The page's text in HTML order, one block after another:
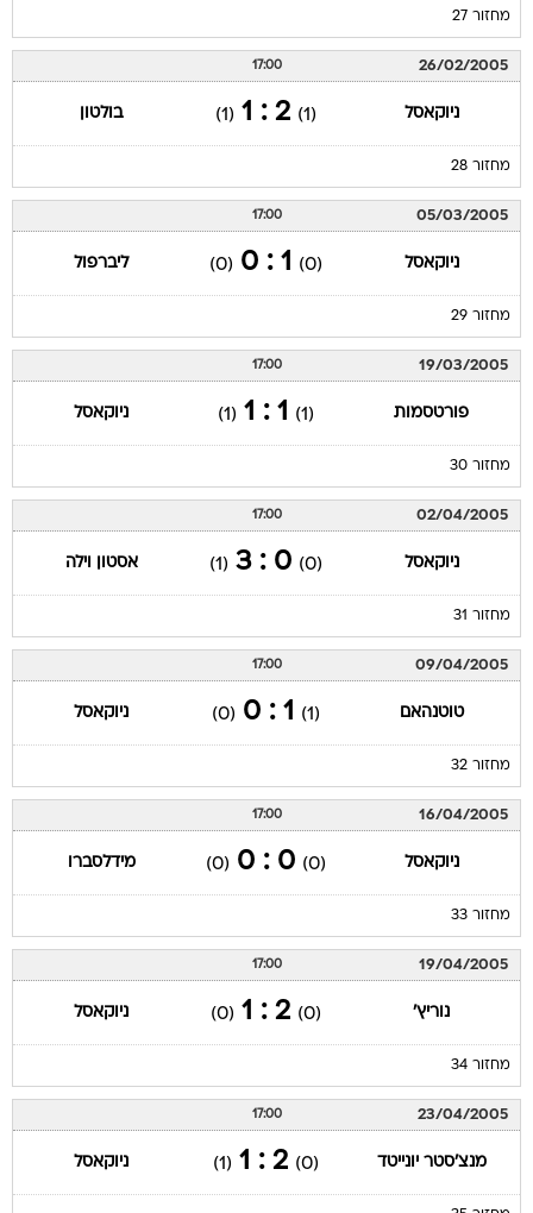
מחזור 27
26/02/2005
17:00
ניוקאסל (1)
2 : 1
(1) בולטון
מחזור 28
05/03/2005
17:00
ניוקאסל (0)
1 : 0
(0) ליברפול
מחזור 29
19/03/2005
17:00
פורטסמות (1)
1 : 1
(1) ניוקאסל
מחזור 30
02/04/2005
17:00
ניוקאסל (0)
0 : 3
(1) אסטון וילה
מחזור 31
09/04/2005
17:00
טוטנהאם (1)
1 : 0
(0) ניוקאסל
מחזור 32
16/04/2005
17:00
ניוקאסל (0)
0 : 0
(0) מידלסברו
מחזור 33
19/04/2005
17:00
נוריץ' (0)
2 : 1
(0) ניוקאסל
מחזור 34
23/04/2005
17:00
מנצ'סטר יונייטד (0)
2 : 1
(1) ניוקאסל